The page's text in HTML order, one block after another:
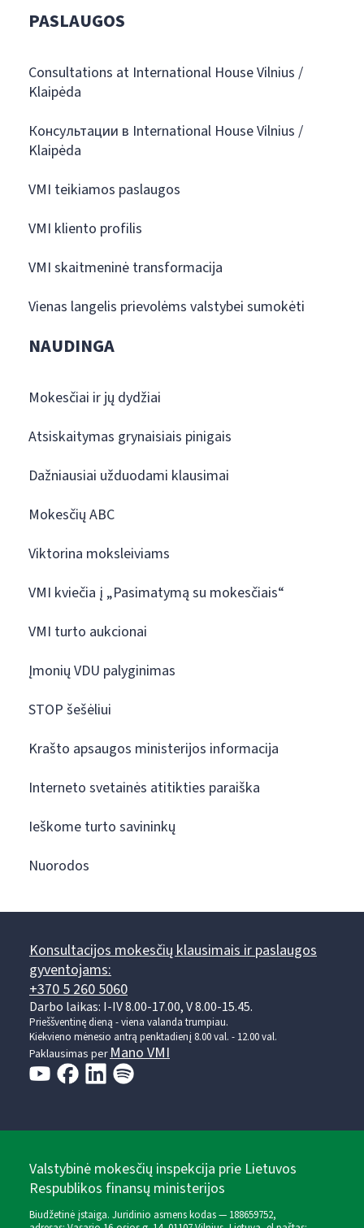
PASLAUGOS
Consultations at International House Vilnius /
Klaipėda
Консультации в International House Vilnius /
Klaipėda
VMI teikiamos paslaugos
VMI kliento profilis
VMI skaitmeninė transformacija
Vienas langelis prievolėms valstybei sumokėti
NAUDINGA
Mokesčiai ir jų dydžiai
Atsiskaitymas grynaisiais pinigais
Dažniausiai užduodami klausimai
Mokesčių ABC
Viktorina moksleiviams
VMI kviečia į „Pasimatymą su mokesčiais“
VMI turto aukcionai
Įmonių VDU palyginimas
STOP šešėliui
Krašto apsaugos ministerijos informacija
Interneto svetainės atitikties paraiška
Ieškome turto savininkų
Nuorodos
Konsultacijos mokesčių klausimais ir paslaugos
gyventojams:
+370 5 260 5060
Darbo laikas: I-IV 8.00-17.00, V 8.00-15.45.
Prieššventinę dieną - viena valanda trumpiau.
Kiekvieno mėnesio antrą penktadienį 8.00 val. - 12.00 val.
Paklausimas per Mano VMI
Valstybinė mokesčių inspekcija prie Lietuvos
Respublikos finansų ministerijos
Biudžetinė įstaiga. Juridinio asmens kodas — 188659752,